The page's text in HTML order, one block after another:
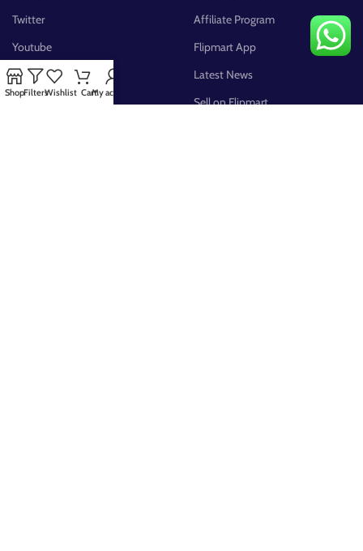
Twitter
Youtube
Pinterest
FB Group
Affiliate Program
Flipmart App
Latest News
Sell on Flipmart
ShopFiltersWishlist CartMy account